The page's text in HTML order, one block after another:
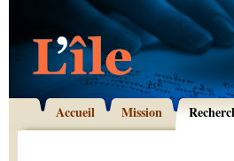
Accueil Mission